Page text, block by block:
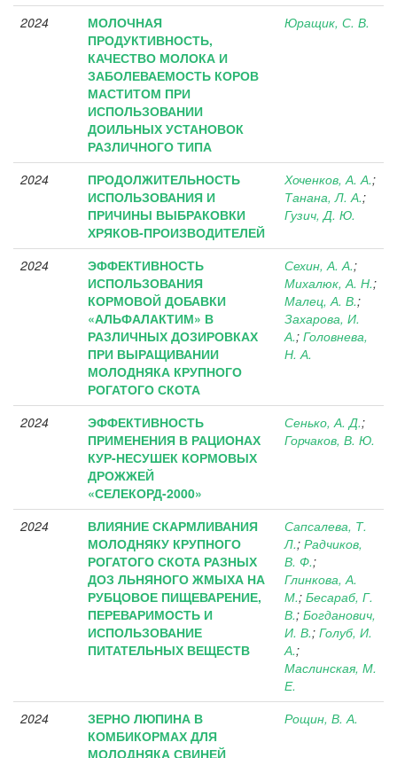
2024
МОЛОЧНАЯ
ПРОДУКТИВНОСТЬ,
КАЧЕСТВО МОЛОКА И
ЗАБОЛЕВАЕМОСТЬ КОРОВ
МАСТИТОМ ПРИ
ИСПОЛЬЗОВАНИИ
ДОИЛЬНЫХ УСТАНОВОК
РАЗЛИЧНОГО ТИПА
Юращик, С. В.
2024
ПРОДОЛЖИТЕЛЬНОСТЬ
ИСПОЛЬЗОВАНИЯ И
ПРИЧИНЫ ВЫБРАКОВКИ
ХРЯКОВ-ПРОИЗВОДИТЕЛЕЙ
Хоченков, А. А.;
Танана, Л. А.;
Гузич, Д. Ю.
2024
ЭФФЕКТИВНОСТЬ
ИСПОЛЬЗОВАНИЯ
КОРМОВОЙ ДОБАВКИ
«АЛЬФАЛАКТИМ» В
РАЗЛИЧНЫХ ДОЗИРОВКАХ
ПРИ ВЫРАЩИВАНИИ
МОЛОДНЯКА КРУПНОГО
РОГАТОГО СКОТА
Сехин, А. А.;
Михалюк, А. Н.;
Малец, А. В.;
Захарова, И.
А.; Головнева,
Н. А.
2024
ЭФФЕКТИВНОСТЬ
ПРИМЕНЕНИЯ В РАЦИОНАХ
КУР-НЕСУШЕК КОРМОВЫХ
ДРОЖЖЕЙ
«СЕЛЕКОРД-2000»
Сенько, А. Д.;
Горчаков, В. Ю.
2024
ВЛИЯНИЕ СКАРМЛИВАНИЯ
МОЛОДНЯКУ КРУПНОГО
РОГАТОГО СКОТА РАЗНЫХ
ДОЗ ЛЬНЯНОГО ЖМЫХА НА
РУБЦОВОЕ ПИЩЕВАРЕНИЕ,
ПЕРЕВАРИМОСТЬ И
ИСПОЛЬЗОВАНИЕ
ПИТАТЕЛЬНЫХ ВЕЩЕСТВ
Сапсалева, Т.
Л.; Радчиков,
В. Ф.;
Глинкова, А.
М.; Бесараб, Г.
В.; Богданович,
И. В.; Голуб, И.
А.;
Маслинская, М.
Е.
2024
ЗЕРНО ЛЮПИНА В
КОМБИКОРМАХ ДЛЯ
МОЛОДНЯКА СВИНЕЙ
Рощин, В. А.